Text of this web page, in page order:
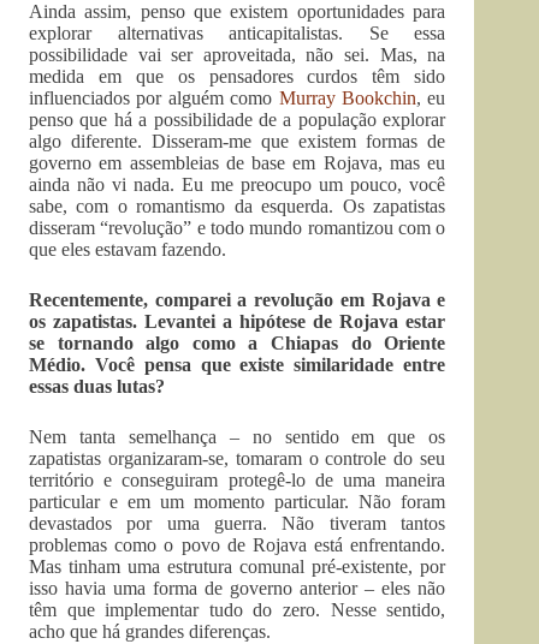
Ainda assim, penso que existem oportunidades para
explorar alternativas anticapitalistas. Se essa
possibilidade vai ser aproveitada, não sei. Mas, na
medida em que os pensadores curdos têm sido
influenciados por alguém como Murray Bookchin, eu
penso que há a possibilidade de a população explorar
algo diferente. Disseram-me que existem formas de
governo em assembleias de base em Rojava, mas eu
ainda não vi nada. Eu me preocupo um pouco, você
sabe, com o romantismo da esquerda. Os zapatistas
disseram “revolução” e todo mundo romantizou com o
que eles estavam fazendo.
Recentemente, compareia revolução em Rojava e
os zapatistas. Levantei a hipótese de Rojava estar
se tornando algo como a Chiapas do Oriente
Médio. Você pensa queexiste similaridade entre
essas duas lutas?
Nem tanta semelhança – no sentido em que os
zapatistas organizaram-se, tomaram o controle do seu
território e conseguiram protegê-lo de uma maneira
particular e em um momento particular. Não foram
devastados por uma guerra. Não tiveram tantos
problemas como o povo de Rojava está enfrentando.
Mas tinham uma estrutura comunal pré-existente, por
isso havia uma forma de governo anterior – eles não
têm que implementar tudo do zero. Nesse sentido,
acho que há grandes diferenças.